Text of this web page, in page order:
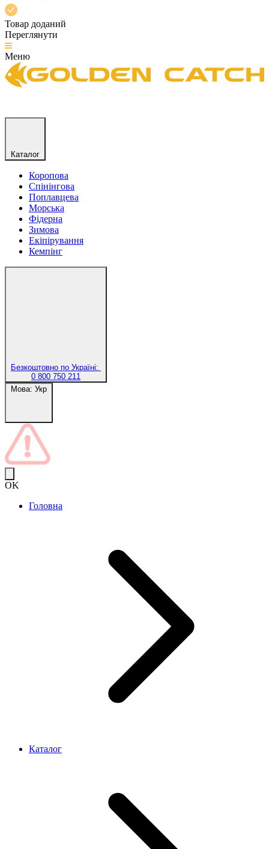
Товар доданий
Переглянути
Меню
Каталог
Коропова
Спінінгова
Поплавцева
Морська
Фідерна
Зимова
Екіпірування
Кемпінг
Безкоштовно по Україні:
0 800 750 211
Мова: Укр
OK
Головна
Каталог